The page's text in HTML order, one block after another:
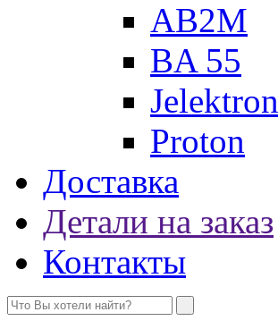
AB2M
BA 55
Jelektron
Proton
Доставка
Детали на заказ
Контакты